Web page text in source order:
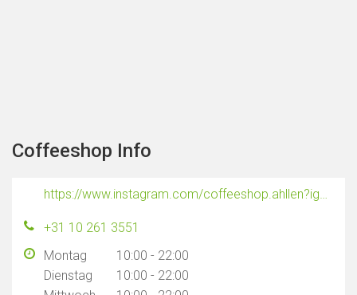
Coffeeshop Info
https://www.instagram.com/coffeeshop.ahllen?igsh=MTNsdXVxdHBzbGhrdA==
+31 10 261 3551
Montag
10:00 - 22:00
Dienstag
10:00 - 22:00